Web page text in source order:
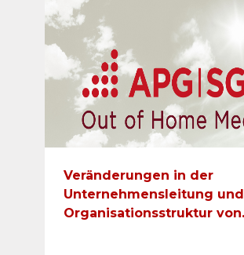
Veränderungen in der
Unternehmensleitung und
Organisationsstruktur von